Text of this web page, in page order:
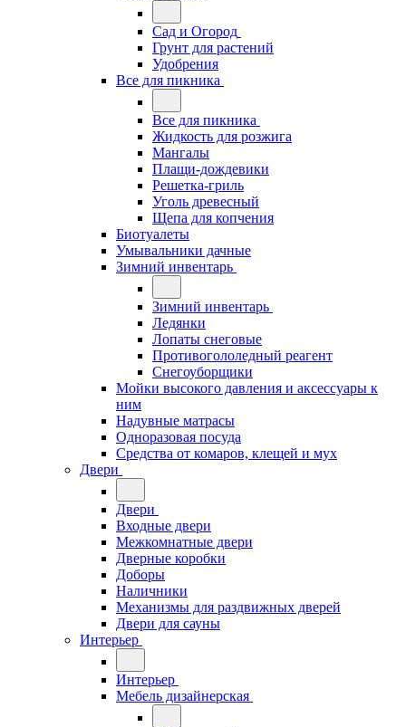
Сад и Огород
Грунт для растений
Удобрения
Все для пикника
Все для пикника
Жидкость для розжига
Мангалы
Плащи-дождевики
Решетка-гриль
Уголь древесный
Щепа для копчения
Биотуалеты
Умывальники дачные
Зимний инвентарь
Зимний инвентарь
Ледянки
Лопаты снеговые
Противогололедный реагент
Снегоуборщики
Мойки высокого давления и аксессуары к
ним
Надувные матрасы
Одноразовая посуда
Средства от комаров, клещей и мух
Двери
Двери
Входные двери
Межкомнатные двери
Дверные коробки
Доборы
Наличники
Механизмы для раздвижных дверей
Двери для сауны
Интерьер
Интерьер
Мебель дизайнерская